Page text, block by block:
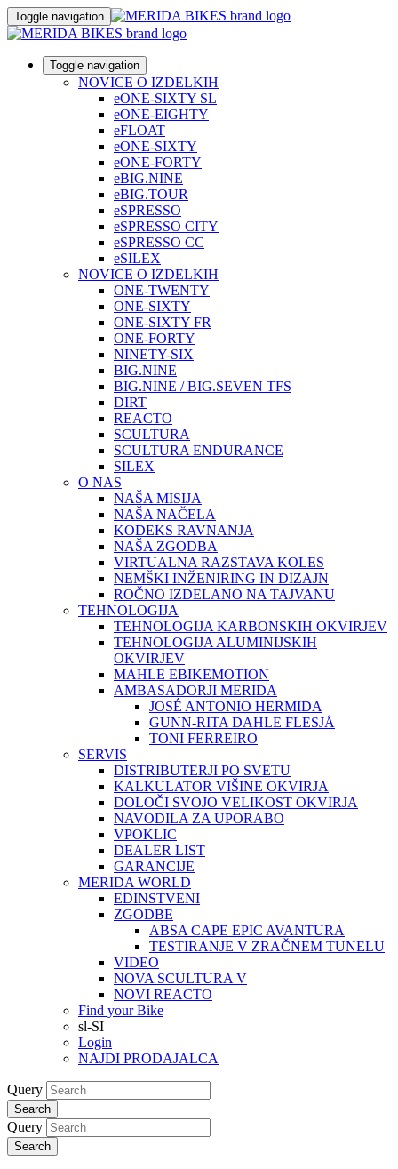
Toggle navigation
Toggle navigation
NOVICE O IZDELKIH
eONE-SIXTY SL
eONE-EIGHTY
eFLOAT
eONE-SIXTY
eONE-FORTY
eBIG.NINE
eBIG.TOUR
eSPRESSO
eSPRESSO CITY
eSPRESSO CC
eSILEX
NOVICE O IZDELKIH
ONE-TWENTY
ONE-SIXTY
ONE-SIXTY FR
ONE-FORTY
NINETY-SIX
BIG.NINE
BIG.NINE / BIG.SEVEN TFS
DIRT
REACTO
SCULTURA
SCULTURA ENDURANCE
SILEX
O NAS
NAŠA MISIJA
NAŠA NAČELA
KODEKS RAVNANJA
NAŠA ZGODBA
VIRTUALNA RAZSTAVA KOLES
NEMŠKI INŽENIRING IN DIZAJN
ROČNO IZDELANO NA TAJVANU
TEHNOLOGIJA
TEHNOLOGIJA KARBONSKIH OKVIRJEV
TEHNOLOGIJA ALUMINIJSKIH
OKVIRJEV
MAHLE EBIKEMOTION
AMBASADORJI MERIDA
JOSÉ ANTONIO HERMIDA
GUNN-RITA DAHLE FLESJÅ
TONI FERREIRO
SERVIS
DISTRIBUTERJI PO SVETU
KALKULATOR VIŠINE OKVIRJA
DOLOČI SVOJO VELIKOST OKVIRJA
NAVODILA ZA UPORABO
VPOKLIC
DEALER LIST
GARANCIJE
MERIDA WORLD
EDINSTVENI
ZGODBE
ABSA CAPE EPIC AVANTURA
TESTIRANJE V ZRAČNEM TUNELU
VIDEO
NOVA SCULTURA V
NOVI REACTO
Find your Bike
sl-SI
Login
NAJDI PRODAJALCA
Query
Search
Query
Search